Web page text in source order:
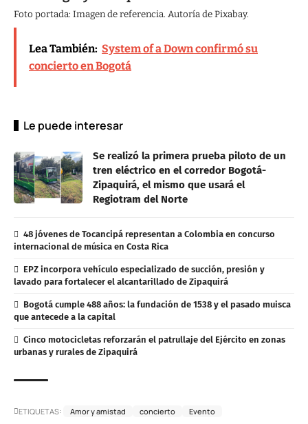
Foto portada: Imagen de referencia. Autoría de Pixabay.
Lea También: System of a Down confirmó su
concierto en Bogotá
Le puede interesar
Se realizó la primera prueba piloto de un
tren eléctrico en el corredor Bogotá-
Zipaquirá, el mismo que usará el
Regiotram del Norte
48 jóvenes de Tocancipá representan a Colombia en concurso
internacional de música en Costa Rica
EPZ incorpora vehículo especializado de succión, presión y
lavado para fortalecer el alcantarillado de Zipaquirá
Bogotá cumple 488 años: la fundación de 1538 y el pasado muisca
que antecede a la capital
Cinco motocicletas reforzarán el patrullaje del Ejército en zonas
urbanas y rurales de Zipaquirá
ETIQUETAS: Amor y amistad concierto Evento